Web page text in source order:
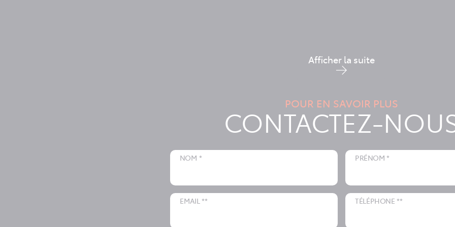
Afficher la suite
POUR EN SAVOIR PLUS
CONTACTEZ-
NOM * PRÉNOM *
EMAIL ** TÉLÉPHONE **